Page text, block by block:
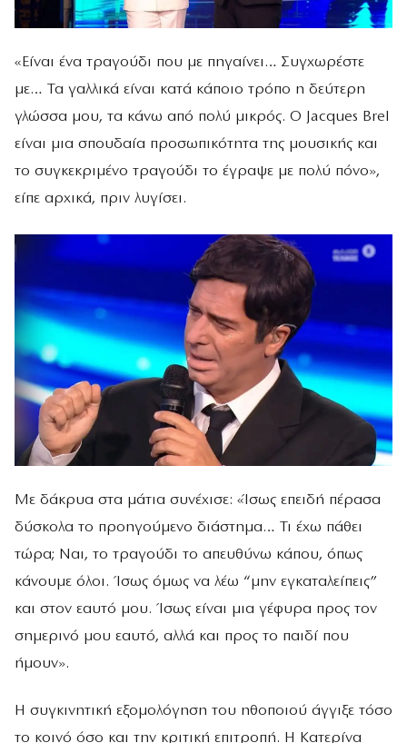
«Είναι ένα τραγούδι που με πηγαίνει… Συγχωρέστε
με… Τα γαλλικά είναι κατά κάποιο τρόπο η δεύτερη
γλώσσα μου, τα κάνω από πολύ μικρός. Ο Jacques Brel
είναι μια σπουδαία προσωπικότητα της μουσικής και
το συγκεκριμένο τραγούδι το έγραψε με πολύ πόνο»,
είπε αρχικά, πριν λυγίσει.
Με δάκρυα στα μάτια συνέχισε: «Ίσως επειδή πέρασα
δύσκολα το προηγούμενο διάστημα… Τι έχω πάθει
τώρα; Ναι, το τραγούδι το απευθύνω κάπου, όπως
κάνουμε όλοι. Ίσως όμως να λέω “μην εγκαταλείπεις”
και στον εαυτό μου. Ίσως είναι μια γέφυρα προς τον
σημερινό μου εαυτό, αλλά και προς το παιδί που
ήμουν».
Η συγκινητική εξομολόγηση του ηθοποιού άγγιξε τόσο
το κοινό όσο και την κριτική επιτροπή. Η Κατερίνα